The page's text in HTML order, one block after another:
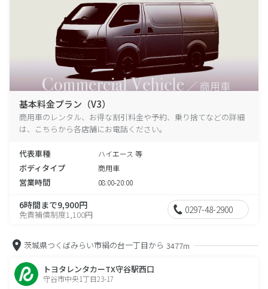
基本料金プラン（V3）
商用車のレンタル、お得な割引料金や予約、乗り捨てなどの詳細
は、こちらから各店舗にお電話ください。
代表車種 ハイエース 等
ボディタイプ 商用車
営業時間 08:00-20:00
6時間まで9,900円
免責補償制度1,100円 0297-48-2900
茨城県つくばみらい市絹の台一丁目から 3477m
トヨタレンタカーTX守谷駅西口
守谷市中央1丁目23-17